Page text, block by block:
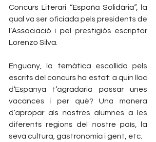
Concurs Literari “España Solidària”, la
qual va ser oficiada pels presidents de
l’Associació i pel prestigiós escriptor
Lorenzo Silva.
Enguany, la temàtica escollida pels
escrits del concurs ha estat: a quin lloc
d’Espanya t’agradaria passar unes
vacances i per què? Una manera
d’apropar als nostres alumnes a les
diferents regions del nostre país, la
seva cultura, gastronomia i gent, etc.